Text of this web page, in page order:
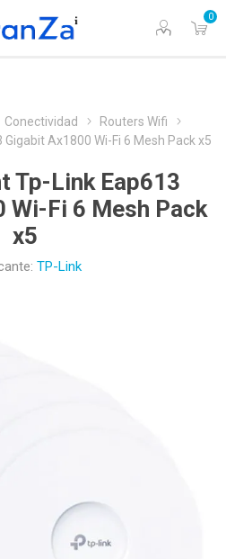
0
Conectividad
Routers Wifi
Ax1800 Wi-Fi 6 Mesh Pack x5
Tp-Link Eap613
Wi-Fi 6 Mesh Pack
x5
TP-Link